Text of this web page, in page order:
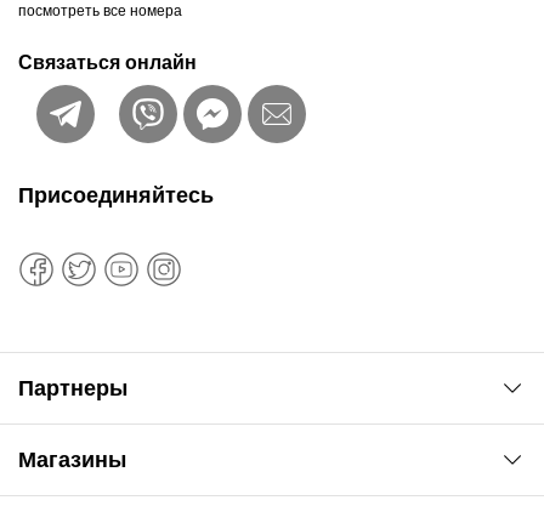
посмотреть все номера
Связаться онлайн
Магазины
Присоединяйтесь
Партнеры